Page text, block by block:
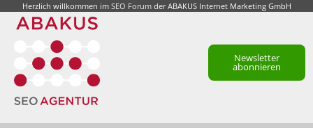
Herzlich willkommen im SEO Forumder ABAKUS Internet Marketing GmbH
Newsletter
abonnieren